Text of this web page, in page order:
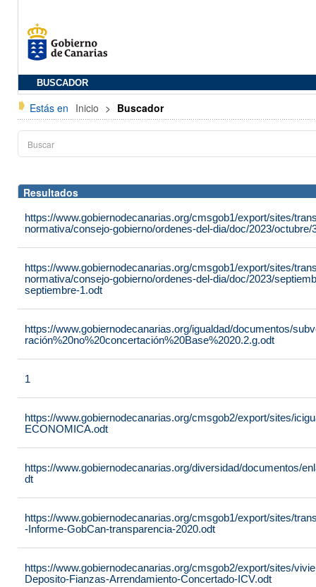
BUSCADOR
Estás en Inicio > Buscador
Resultados
https://www.gobiernodecanarias.org/cmsgob1/export/sites/
normativa/consejo-gobierno/ordenes-del-dia/doc/2023/
https://www.gobiernodecanarias.org/cmsgob1/export/sites/
normativa/consejo-gobierno/ordenes-del-dia/doc/2023/
septiembre-1.odt
https://www.gobiernodecanarias.org/igualdad/documentos/
ración%20no%20concertación%20Base%2020.2.g.odt
1
https://www.gobiernodecanarias.org/cmsgob2/export/sites/
ECONOMICA.odt
https://www.gobiernodecanarias.org/diversidad/documentos/
dt
https://www.gobiernodecanarias.org/cmsgob1/export/sites/
-Informe-GobCan-transparencia-2020.odt
https://www.gobiernodecanarias.org/cmsgob2/export/sites/
Deposito-Fianzas-Arrendamiento-Concertado-ICV.odt